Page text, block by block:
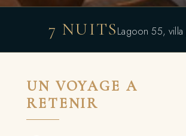
7 NUITSLagoon 55,
UN VOYAGE A
RETENIR